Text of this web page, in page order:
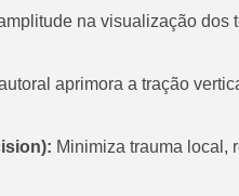
na visualização dos
aprimora a tração
Minimiza trauma local,